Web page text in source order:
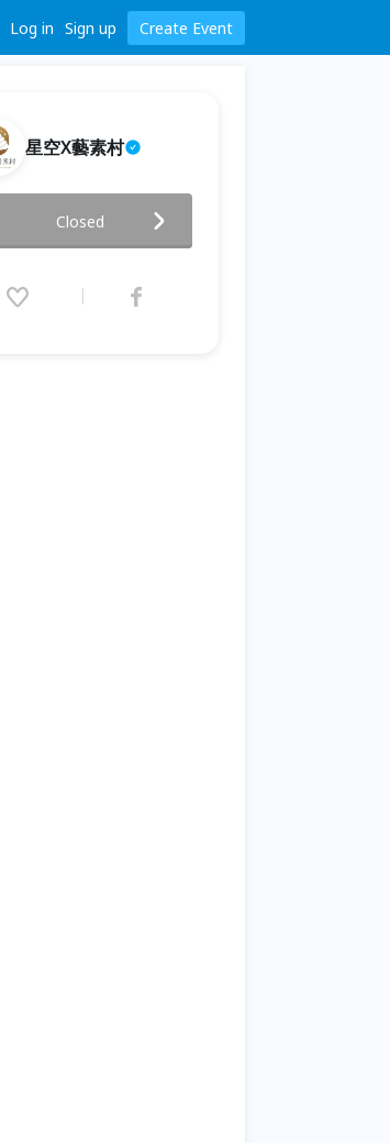
Log in Sign up Create Event
星空X藝素村
X藝素村 30 道純蔬食Buffet
桌！
20:00 (GMT+8)
Closed